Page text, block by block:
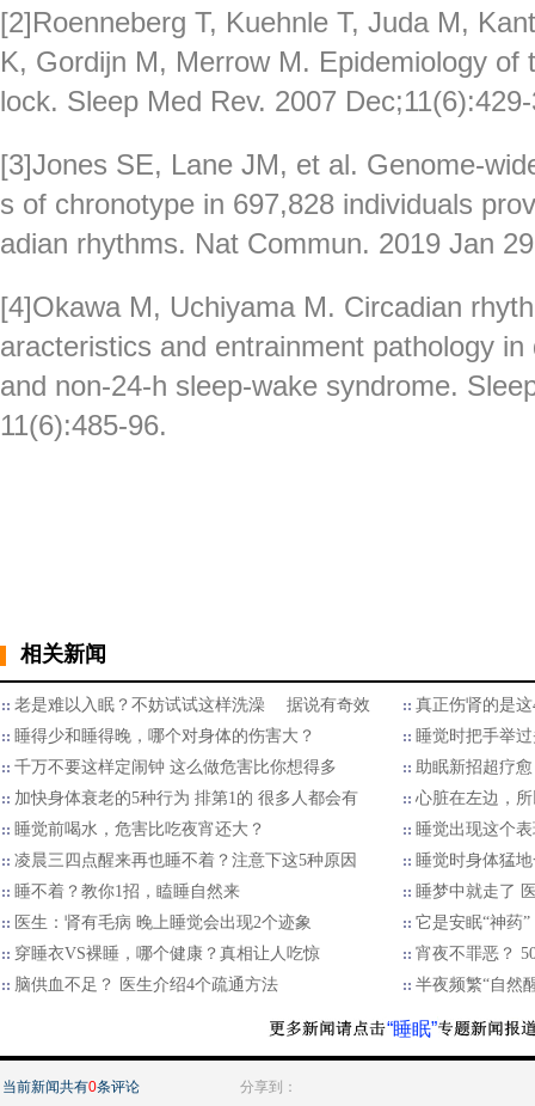
[2]Roenneberg T, Kuehnle T, Juda M,
K, Gordijn M, Merrow M. Epidemiology of
lock. Sleep Med Rev. 2007
[3]Jones SE, Lane JM, et al. Genome-
s of chronotype in 697,828 individuals
adian rhythms. Nat Commun. 2019 Jan
[4]Okawa M, Uchiyama M. Circadian
aracteristics and entrainment pathology
and non-24-h sleep-wake syndrome.
11(6):485-96.
相关新闻
老是难以入眠？不妨试试这样洗澡 据说有奇效
真正伤肾的是
睡得少和睡得晚，哪个对身体的伤害大？
睡觉时把手举
千万不要这样定闹钟 这么做危害比你想得多
助眠新招超疗
加快身体衰老的5种行为 排第1的 很多人都会有
心脏在左边，
睡觉前喝水，危害比吃夜宵还大？
睡觉出现这个
凌晨三四点醒来再也睡不着？注意下这5种原因
睡觉时身体猛
睡不着？教你1招，瞌睡自然来
睡梦中就走了
医生：肾有毛病 晚上睡觉会出现2个迹象
它是安眠“神药
穿睡衣VS裸睡，哪个健康？真相让人吃惊
宵夜不罪恶？
脑供血不足？ 医生介绍4个疏通方法
半夜频繁“自然
“睡眠”
当前新闻共有0条评论 分享到：